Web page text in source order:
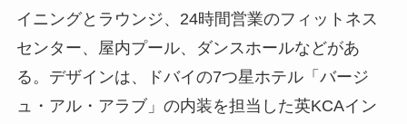
イニングとラウンジ、24時間営業のフィットネス
センター、屋内プール、ダンスホールなどがあ
る。デザインは、ドバイの7つ星ホテル「バージ
ュ・アル・アラブ」の内装を担当した英KCAイン